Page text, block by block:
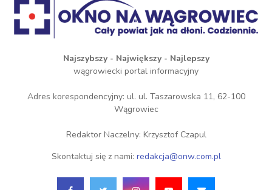
Najszybszy - Największy - Najlepszy
wągrowiecki portal informacyjny
Adres korespondencyjny: ul. ul. Taszarowska 11, 62-100
Wągrowiec
Redaktor Naczelny: Krzysztof Czapul
Skontaktuj się z nami: redakcja@onw.com.pl